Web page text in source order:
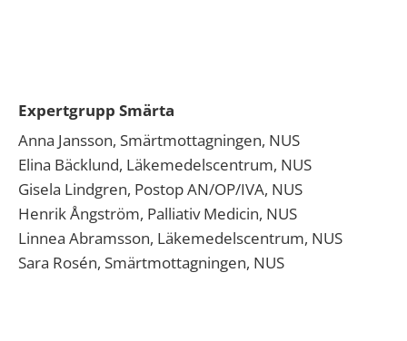
Expertgrupp Smärta
Anna Jansson, Smärtmottagningen, NUS
Elina Bäcklund, Läkemedelscentrum, NUS
Gisela Lindgren, Postop AN/OP/IVA, NUS
Henrik Ångström, Palliativ Medicin, NUS
Linnea Abramsson, Läkemedelscentrum, NUS
Sara Rosén, Smärtmottagningen, NUS